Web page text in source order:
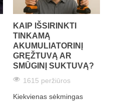
KAIP IŠSIRINKTI
TINKAMĄ
AKUMULIATORINĮ
GRĘŽTUVĄ AR
SMŪGINĮ SUKTUVĄ?
1615 peržiūros
Kiekvienas sėkmingas